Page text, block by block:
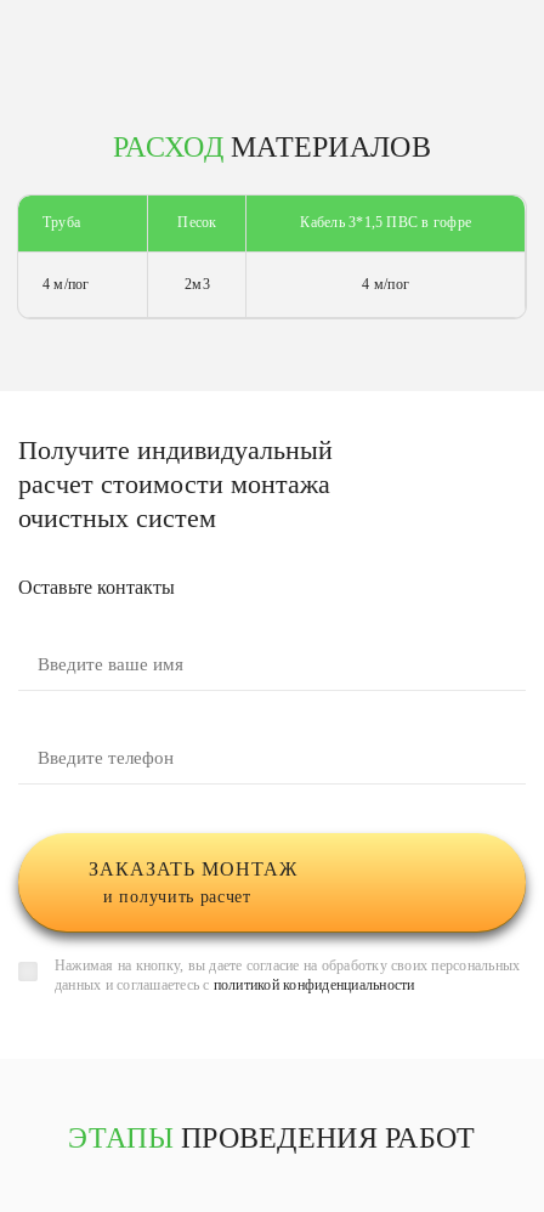
РАСХОДМАТЕРИАЛОВ
Труба
4 м/пог
Песок
2м3
Кабель 3*1,5 ПВС в гофре
4 м/пог
Получите индивидуальный
расчет стоимости монтажа
очистных систем
Оставьте контакты
ЗАКАЗАТЬ МОНТАЖ
и получить расчет
Нажимая на кнопку, вы даете согласие на обработку своих персональных
данных и соглашаетесь с политикой конфиденциальности
ЭТАПЫПРОВЕДЕНИЯ РАБОТ